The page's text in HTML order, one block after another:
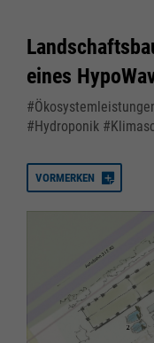
eines
#Hydroponik
VORMERKEN